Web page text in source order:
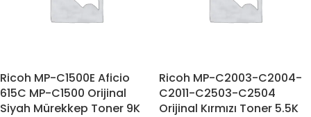
Ricoh MP-C1500E Aficio
615C MP-C1500 Orijinal
Siyah Mürekkep Toner 9K
Ricoh MP-C2003-C2004-
C2011-C2503-C2504
Orijinal Kırmızı Toner 5.5K